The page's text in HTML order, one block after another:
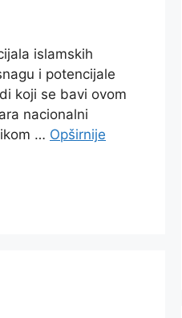
islamskih
i potencijale
koji se bavi ovom
nacionalni
… Opširnije